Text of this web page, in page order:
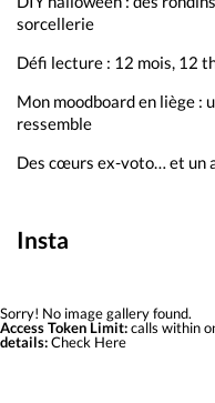
sorcellerie
Défi lecture : 12 mois, 12
Mon moodboard en liège :
ressemble
Des cœurs ex-voto… et un
Insta
Sorry! No image gallery found.
Access Token Limit:calls within
details:Check Here